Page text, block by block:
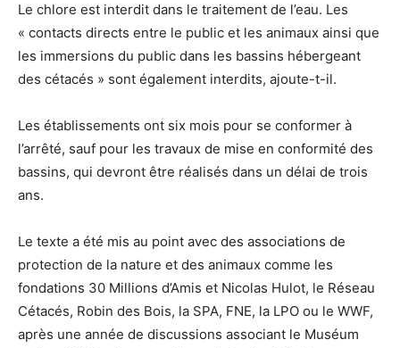
Le chlore est interdit dans le traitement de l’eau. Les
« contacts directs entre le public et les animaux ainsi que
les immersions du public dans les bassins hébergeant
des cétacés » sont également interdits, ajoute-t-il.
Les établissements ont six mois pour se conformer à
l’arrêté, sauf pour les travaux de mise en conformité des
bassins, qui devront être réalisés dans un délai de trois
ans.
Le texte a été mis au point avec des associations de
protection de la nature et des animaux comme les
fondations 30 Millions d’Amis et Nicolas Hulot, le Réseau
Cétacés, Robin des Bois, la SPA, FNE, la LPO ou le WWF,
après une année de discussions associant le Muséum